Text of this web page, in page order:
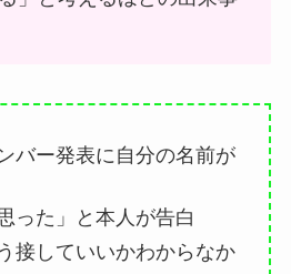
バー発表に自分の名前が
った」と本人が告白
接していいかわからなか